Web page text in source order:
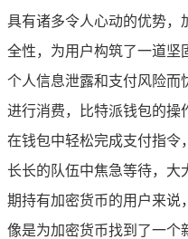
具有诸多令人心动的优势，
全性，为用户构筑了一道坚
个人信息泄露和支付风险而
进行消费，比特派钱包的操
在钱包中轻松完成支付指令
长长的队伍中焦急等待，大
期持有加密货币的用户来说
像是为加密货币找到了一个